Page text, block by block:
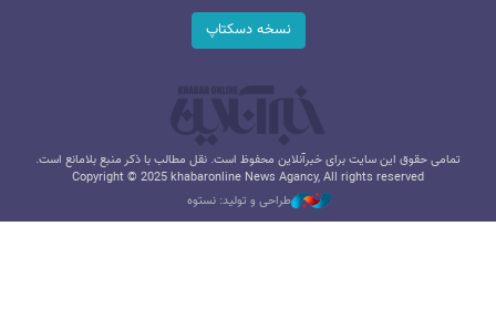
نسخه دسکتاپ
تمامی حقوق این سایت برای خبرآنلاین محفوظ است. نقل مطالب با ذکر منبع بلامانع است.
Copyright © 2025 khabaronline News Agancy, All rights reserved
طراحی و تولید: نستوه